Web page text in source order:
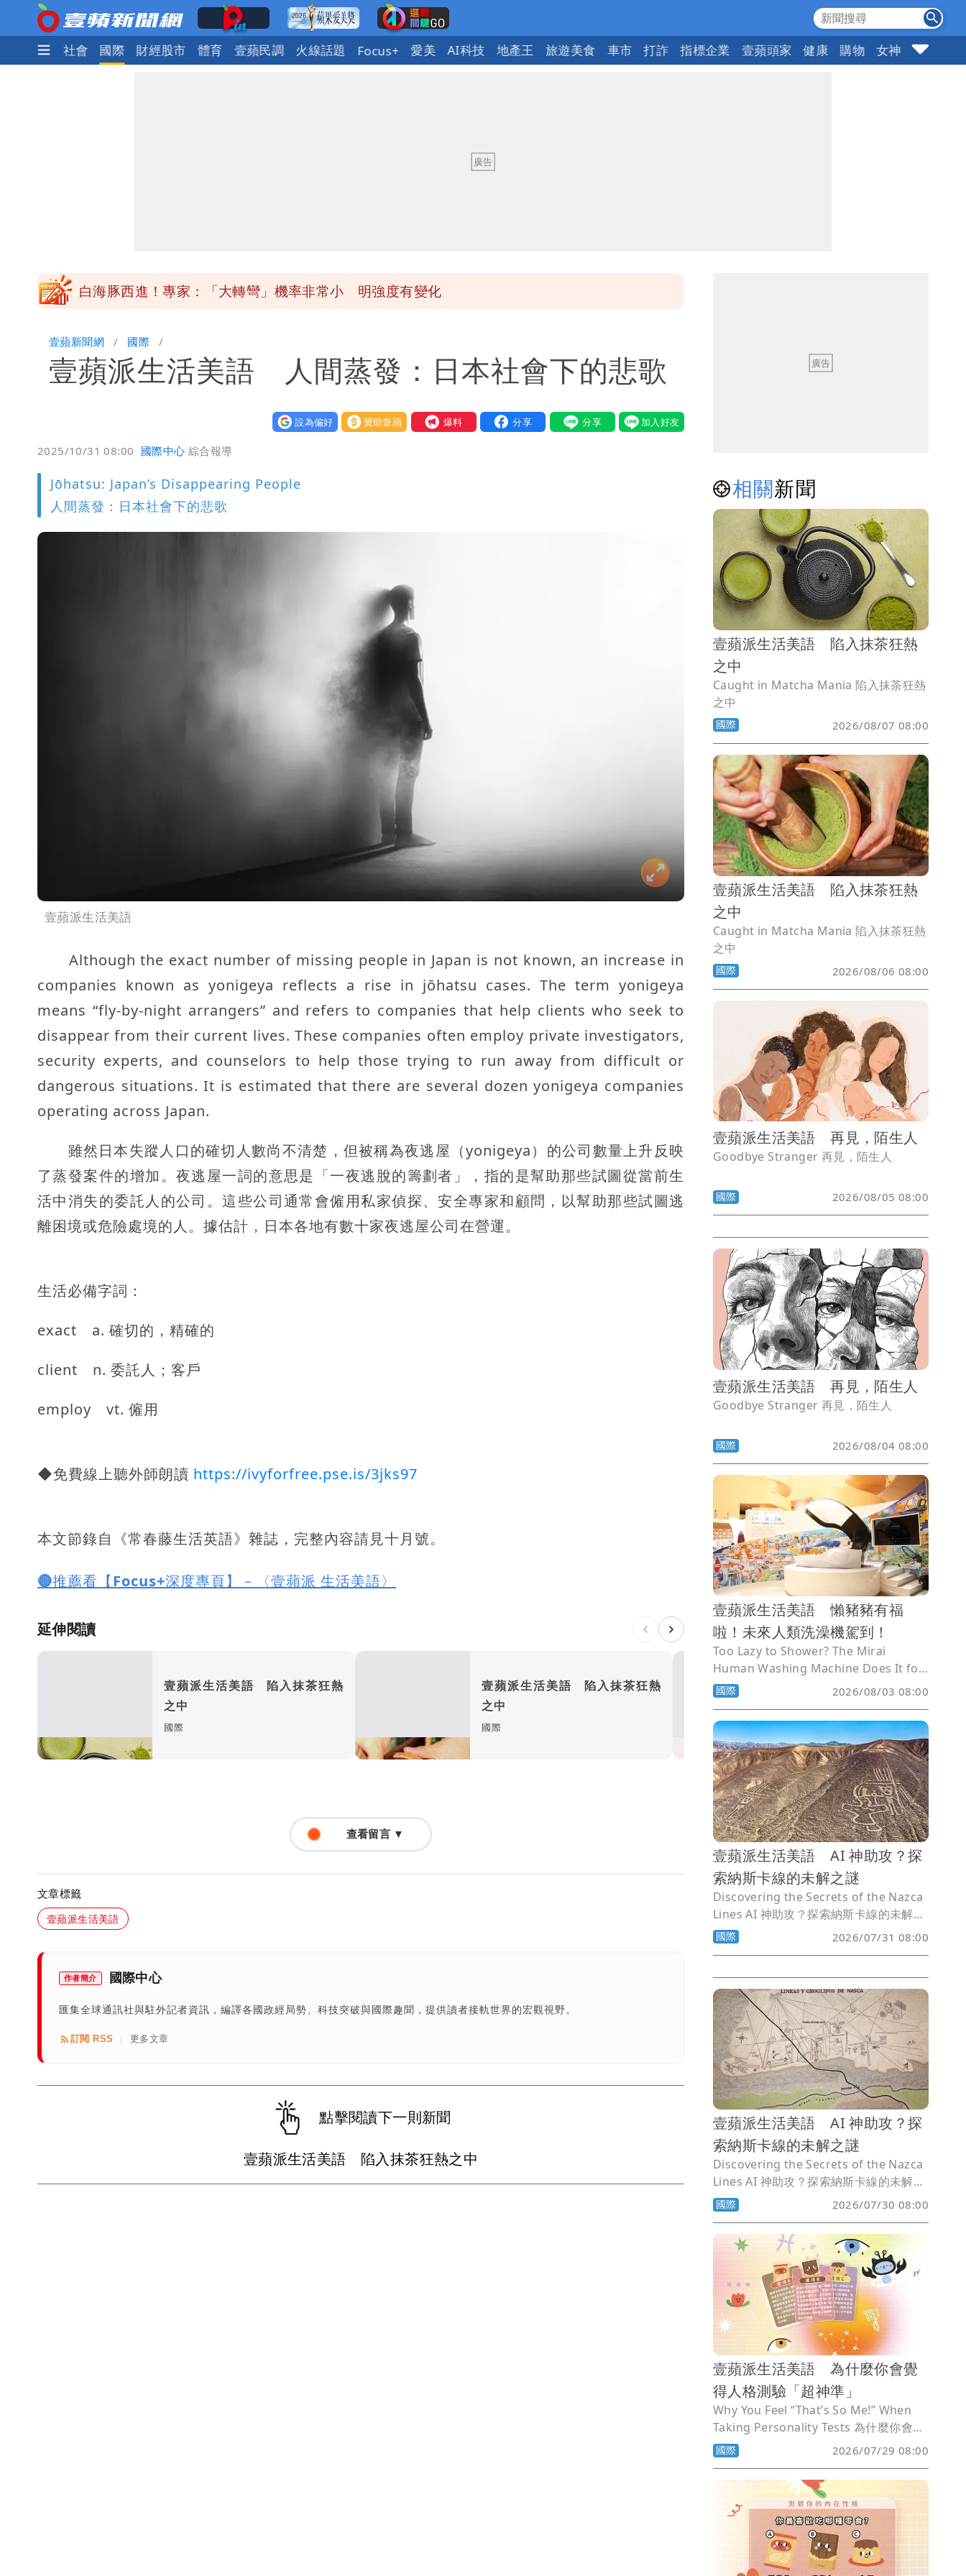
政治 社會 國際 財經股市 體育 壹蘋民調 火線話題 Focus+ 愛美 AI科技 地產王 旅遊美食 車市 打詐 指標企業 壹蘋頭家 健康 購物 女神 10點強打
白海豚西進！專家：「大轉彎」機率非常小 明強度有變化
壹蘋新聞網 國際
壹蘋派生活美語 人間蒸發：日本社會下的悲歌
設為偏好 贊助壹蘋 我要爆料
2025/10/31 08:00 國際中心 綜合報導
Jōhatsu: Japan’s Disappearing People
人間蒸發：日本社會下的悲歌
壹蘋派生活美語
Although the exact number of missing people in Japan is not known, an increase in
companies known as yonigeya reflects a rise in jōhatsu cases. The term yonigeya
means “fly-by-night arrangers” and refers to companies that help clients who seek to
disappear from their current lives. These companies often employ private investigators,
security experts, and counselors to help those trying to run away from difficult or
dangerous situations. It is estimated that there are several dozen yonigeya companies
operating across Japan.
雖然日本失蹤人口的確切人數尚不清楚，但被稱為夜逃屋（yonigeya）的公司數量上升反映
了蒸發案件的增加。夜逃屋一詞的意思是「一夜逃脫的籌劃者」，指的是幫助那些試圖從當前生
活中消失的委託人的公司。這些公司通常會僱用私家偵探、安全專家和顧問，以幫助那些試圖逃
離困境或危險處境的人。據估計，日本各地有數十家夜逃屋公司在營運。
生活必備字詞：
exact a. 確切的，精確的
client n. 委託人；客戶
employ vt. 僱用
◆免費線上聽外師朗讀 https://ivyforfree.pse.is/3jks97
本文節錄自《常春藤生活英語》雜誌，完整內容請見十月號。
🔴推薦看【Focus+深度專頁】－〈壹蘋派 生活美語〉
延伸閱讀
壹蘋派生活美語 陷入抹茶狂熱
之中
國際
壹蘋派生活美語 陷入抹茶狂熱
之中
國際
壹蘋派生活美語 再見，陌生
國際
查看留言 ▼
文章標籤
壹蘋派生活美語
作者簡介 國際中心
匯集全球通訊社與駐外記者資訊，編譯各國政經局勢、科技突破與國際趣聞，提供讀者接軌世界的宏觀視野。
訂閱 RSS 更多文章
點擊閱讀下一則新聞
壹蘋派生活美語 陷入抹茶狂熱之中
相關新聞
壹蘋派生活美語 陷入抹茶狂熱
之中
Caught in Matcha Mania 陷入抹茶狂熱
之中
國際 2026/08/07 08:00
壹蘋派生活美語 陷入抹茶狂熱
之中
Caught in Matcha Mania 陷入抹茶狂熱
之中
國際 2026/08/06 08:00
壹蘋派生活美語 再見，陌生人
Goodbye Stranger 再見，陌生人
國際 2026/08/05 08:00
壹蘋派生活美語 再見，陌生人
Goodbye Stranger 再見，陌生人
國際 2026/08/04 08:00
壹蘋派生活美語 懶豬豬有福
啦！未來人類洗澡機駕到！
Too Lazy to Shower? The Mirai
Human Washing Machine Does It for
You 懶豬豬有福啦！未來人類洗澡機駕
到！
國際 2026/08/03 08:00
壹蘋派生活美語 AI 神助攻？探
索納斯卡線的未解之謎
Discovering the Secrets of the Nazca
Lines AI 神助攻？探索納斯卡線的未解之
謎
國際 2026/07/31 08:00
壹蘋派生活美語 AI 神助攻？探
索納斯卡線的未解之謎
Discovering the Secrets of the Nazca
Lines AI 神助攻？探索納斯卡線的未解之
謎
國際 2026/07/30 08:00
壹蘋派生活美語 為什麼你會覺
得人格測驗「超神準」
Why You Feel “That’s So Me!” When
Taking Personality Tests 為什麼你會覺
得人格測驗「超神準」
國際 2026/07/29 08:00